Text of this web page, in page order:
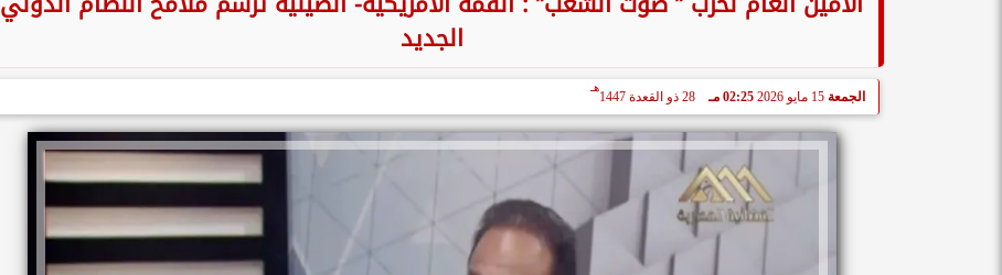
الجديد
الجمعة 15 مايو 2026 02:25 مـ 28 ذو القعدة 1447
هـ